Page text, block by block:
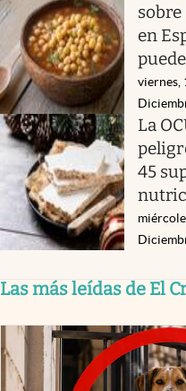
sobre
en
viernes,
La
45
Las más leídas de El